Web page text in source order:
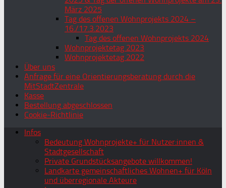
März 2025
Tag des offenen Wohnprojekts 2024 –
16./17.3.2023
Tag des offenen Wohnprojekts 2024
Wohnprojektetag 2023
Wohnprojektetag 2022
Über uns
Anfrage für eine Orientierungsberatung durch die
MitStadtZentrale
Kasse
Bestellung abgeschlossen
Cookie-Richtlinie
Infos
Bedeutung Wohnprojekte+ für Nutzer:innen &
Stadtgesellschaft
Private Grundstücksangebote willkommen!
Landkarte gemeinschaftliches Wohnen+ für Köln
und überregionale Akteure